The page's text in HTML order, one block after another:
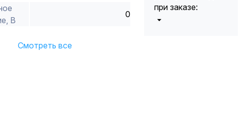
В
0
Смотреть все
при заказе: